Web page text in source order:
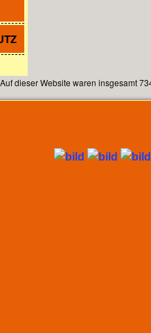
Auf dieser Website waren insgesamt